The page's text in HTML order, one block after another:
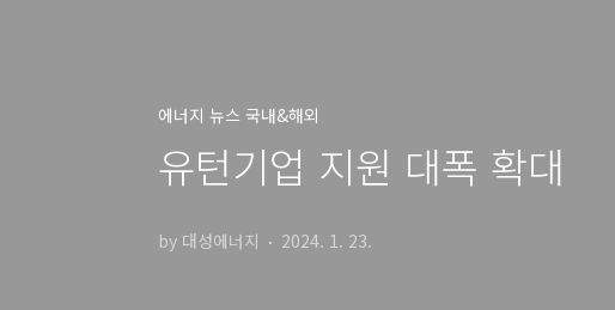
에너지 뉴스 국내&해외
유턴기업 지원 대폭 확대
by 대성에너지 2024. 1. 23.